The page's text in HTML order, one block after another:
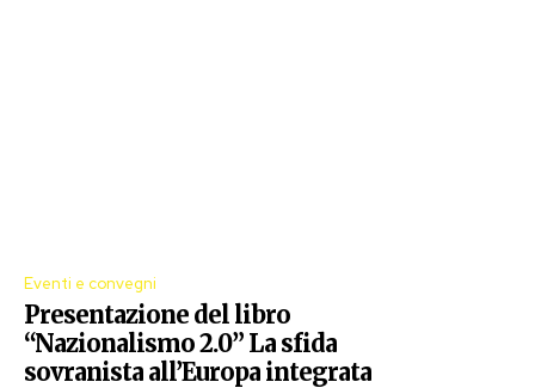
Eventi e convegni
Presentazione del libro
“Nazionalismo 2.0” La sfida
sovranista all’Europa integrata